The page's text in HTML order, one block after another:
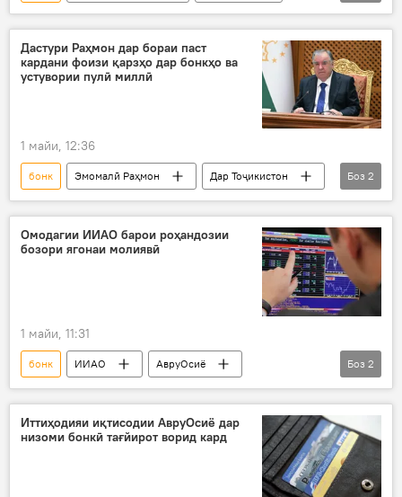
БАОР
рушд молия
Дастури Раҳмон дар бораи паст
кардани фоизи қарзҳо дар бонкҳо ва
устувории пулӣ миллӣ
1 майи, 12:36
бонк Эмомалӣ Раҳмон
Дар Тоҷикистон
молия
Иқтисод
Боз 2
Омодагии ИИАО барои роҳандозии
бозори ягонаи молиявӣ
1 майи, 11:31
бонк ИИАО
АвруОсиё
Иқтисод
молия ҳамкорӣ
Боз 2
Иттиҳодияи иқтисодии АвруОсиё дар
низоми бонкӣ тағйирот ворид кард